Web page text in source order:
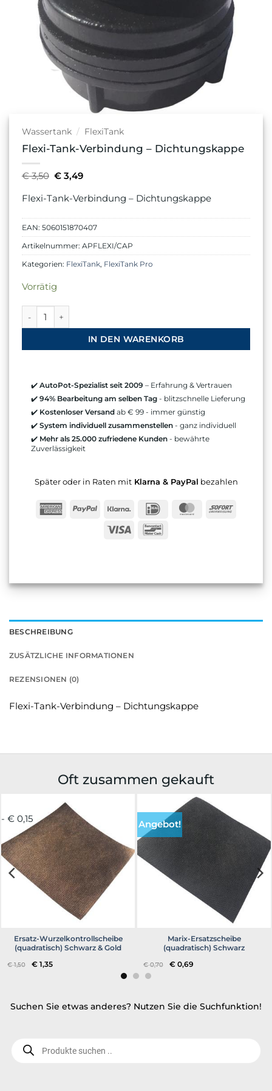
BESCHREIBUNG
ZUSÄTZLICHE INFORMATIONEN
REZENSIONEN (0)
Flexi-Tank-Verbindung – Dichtungskappe
Wassertank / FlexiTank
Flexi-Tank-Verbindung – Dichtungskappe
€3,50 Ursprünglicher
Preis
war:
€ 3,50
€ 3,49Aktueller
ist:
€ 3,49.
Flexi-Tank-Verbindung – Dichtungskappe
EAN: 5060151870407
Artikelnummer: APFLEXI/CAP
Kategorien: FlexiTank, FlexiTank Pro
Vorrätig
IN DEN WARENKORB
✔️AutoPot-Spezialist seit 2009– Erfahrung & Vertrauen
✔️94% Bearbeitung am selben Tag - blitzschnelle Lieferung
✔️ Kostenloser Versand ab € 99 - immer günstig
✔️System individuell zusammenstellen - ganz individuell
✔️ Mehr als 25.000 zufriedene Kunden - bewährte
Zuverlässigkeit
Später oder in Raten mitKlarna & PayPal bezahlen
AmericanPayPal Klarna IDeal MasterCard
Sofort
Visa
Oft zusammen gekauft
- € 0,15
Ersatz-Wurzelkontrollscheibe
(quadratisch) Schwarz & Gold
€1,50 Ursprünglicher
Preis
€ 1,35Aktueller
Angebot!
Marix-Ersatzscheibe
(quadratisch) Schwarz
€0,70 Ursprünglicher
Preis
€ 0,69
Suchen Sie etwas anderes? Nutzen Sie die Suchfunktion!